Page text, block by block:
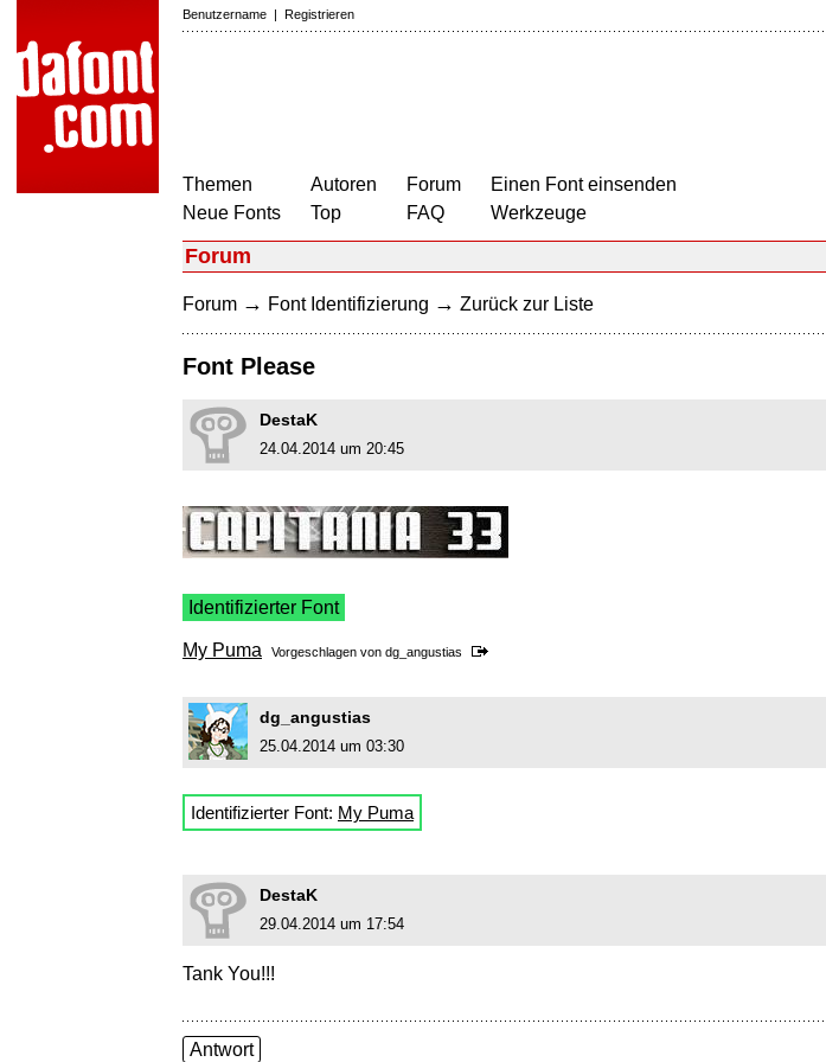
Benutzername | Registrieren
Themen
Neue Fonts
Autoren
Top
Forum
FAQ
Einen Font einsenden
Werkzeuge
Forum
Forum → Font Identifizierung → Zurück zur Liste
Font Please
DestaK
24.04.2014 um 20:45
Identifizierter Font
My Puma Vorgeschlagen von dg_angustias
dg_angustias
25.04.2014 um 03:30
Identifizierter Font: My Puma
DestaK
29.04.2014 um 17:54
Tank You!!!
Antwort